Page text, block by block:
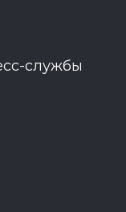
службы